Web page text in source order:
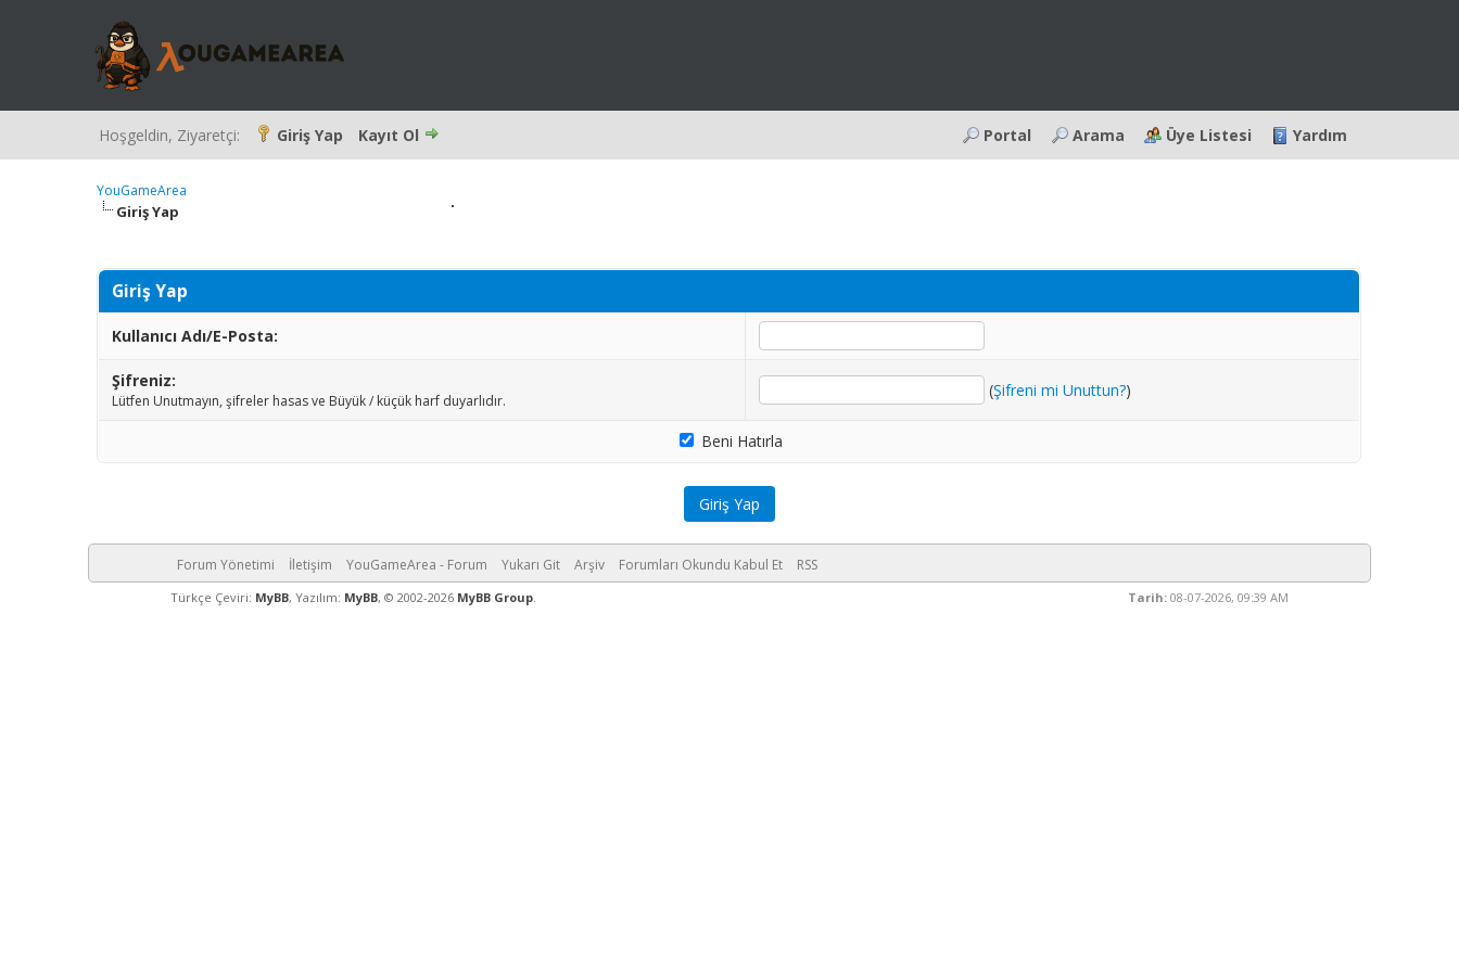
Portal Arama Üye Listesi Yardım
Hoşgeldin, Ziyaretçi: Giriş Yap Kayıt Ol
YouGameArea
Giriş Yap
Giriş Yap
Kullanıcı Adı/E-Posta:
Şifreniz:
Lütfen Unutmayın, şifreler hasas ve Büyük / küçük harf duyarlıdır.
(Şifreni mi Unuttun?)
Beni Hatırla
Forum Yönetimi İletişim YouGameArea - Forum Yukarı Git Arşiv Forumları Okundu Kabul Et RSS
Tarih: 08-07-2026, 09:39 AM
Türkçe Çeviri: MyBB, Yazılım: MyBB, © 2002-2026 MyBB Group.